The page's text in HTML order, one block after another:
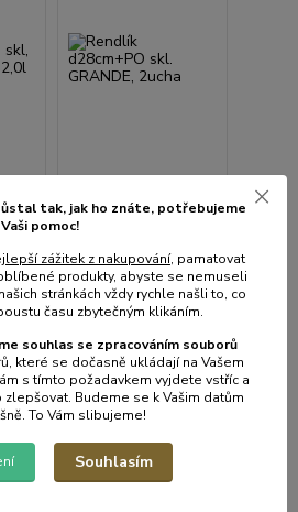
skl. GRANDE, 2ucha
1 008 Kč/ks
833 Kčbez
DPH
Detail
tak, jak ho znáte, potřebujeme
Vaši pomoc!
zážitek z nakupování, pamatovat
produkty, abyste se nemuseli
stránkách vždy rychle našli to, co
času zbytečným klikáním.
souhlas se zpracováním souborů
které se dočasně ukládají na Vašem
s tímto požadavkem vyjdete vstříc a
Budeme se k Vašim datům
To Vám slibujeme!
Souhlasím